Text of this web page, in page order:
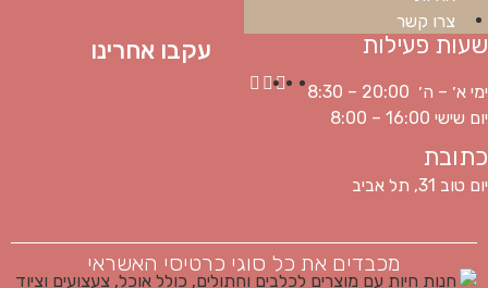
צרו קשר
שעות פעילות
ימי א׳ – ה׳ 20:00 – 8:30
יום שישי 16:00 – 8:00
כתובת
יום טוב 31, תל אביב
עקבו אחרינו
מכבדים את כל סוגי כרטיסי האשראי